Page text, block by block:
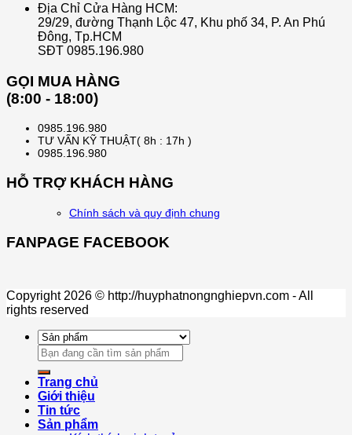
Địa Chỉ Cửa Hàng HCM:
29/29, đường Thạnh Lộc 47, Khu phố 34, P. An Phú
Đông, Tp.HCM
SĐT 0985.196.980
GỌI MUA HÀNG
(8:00 - 18:00)
0985.196.980
TƯ VẤN KỸ THUẬT( 8h : 17h )
0985.196.980
HỖ TRỢ KHÁCH HÀNG
Chính sách và quy định chung
FANPAGE FACEBOOK
Copyright 2026 © http://huyphatnongnghiepvn.com - All
rights reserved
Search
for:
Trang chủ
Giới thiệu
Tin tức
Sản phẩm